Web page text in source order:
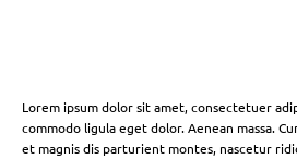
Lorem ipsum dolor sit amet, consectetuer
commodo ligula eget dolor. Aenean massa.
et magnis dis parturient montes, nascetur